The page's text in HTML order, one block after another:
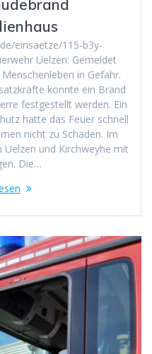
einsaetze/115-b3y-
Uelzen: Gemeldet
in Gefahr.
konnte ein Brand
festgestellt werden. Ein
hatte das Feuer schnell
nicht zu Schaden. Im
Uelzen und Kirchweyhe mit
Die…